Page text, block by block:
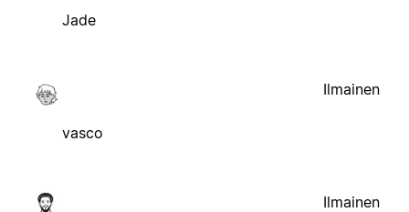
Jade
vasco
Ilmainen
Ilmainen